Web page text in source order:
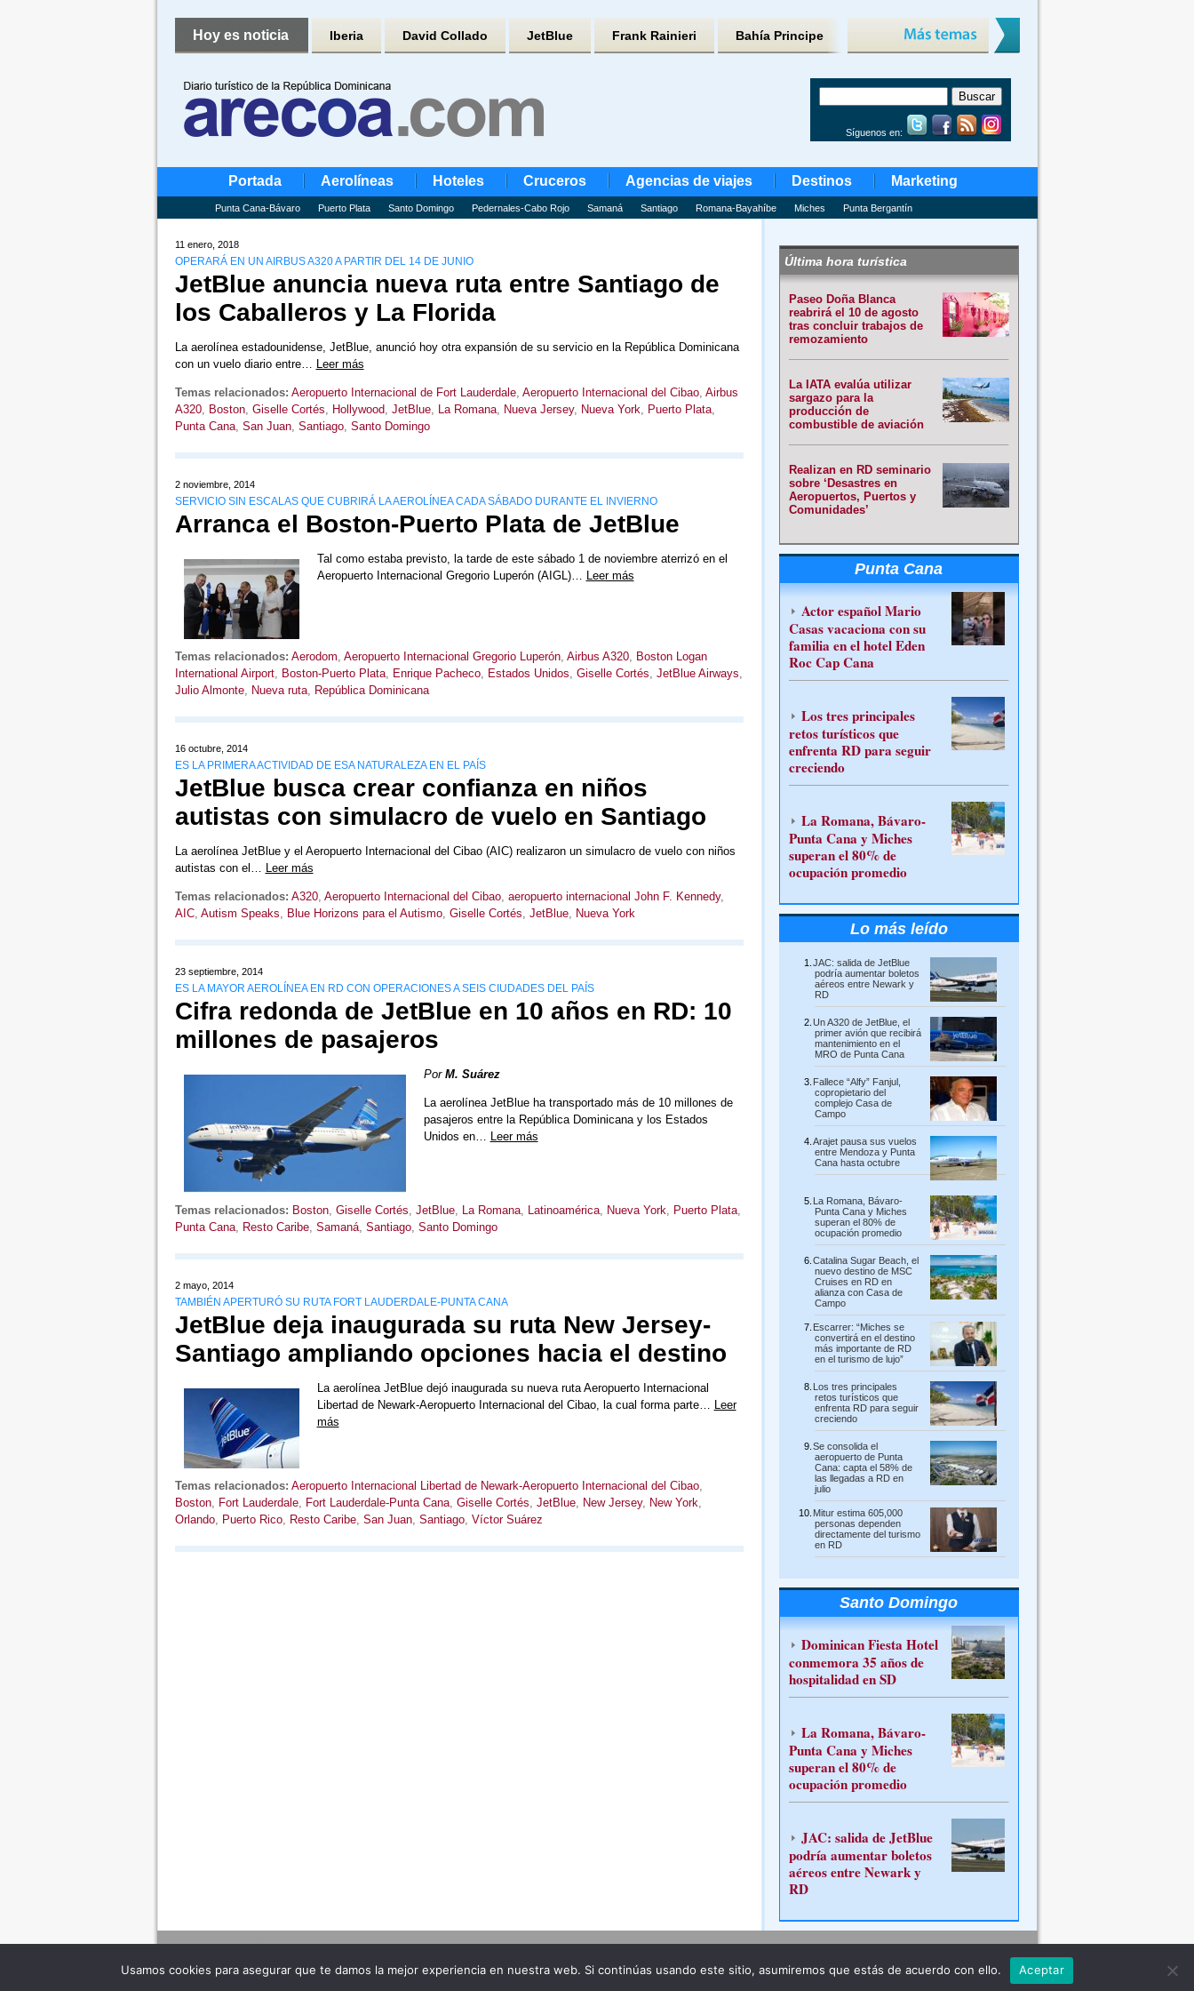
Hoy es noticia Iberia David Collado JetBlue Frank Rainieri Bahía Principe
Síguenos en:
Portada Aerolíneas Hoteles Cruceros Agencias de viajes Destinos Marketing
Punta Cana-Bávaro Puerto Plata Santo Domingo Pedernales-Cabo Rojo Samaná Santiago Romana-Bayahíbe Miches Punta Bergantín
11 enero, 2018
OPERARÁ EN UN AIRBUS A320 A PARTIR DEL 14 DE JUNIO
JetBlue anuncia nueva ruta entre Santiago de
los Caballeros y La Florida
La aerolínea estadounidense, JetBlue, anunció hoy otra expansión de su servicio en la República Dominicana
con un vuelo diario entre… Leer más
Temas relacionados: Aeropuerto Internacional de Fort Lauderdale, Aeropuerto Internacional del Cibao, Airbus
A320, Boston, Giselle Cortés, Hollywood, JetBlue, La Romana, Nueva Jersey, Nueva York, Puerto Plata,
Punta Cana, San Juan, Santiago, Santo Domingo
2 noviembre, 2014
SERVICIO SIN ESCALAS QUE CUBRIRÁ LA AEROLÍNEA CADA SÁBADO DURANTE EL INVIERNO
Arranca el Boston-Puerto Plata de JetBlue
Tal como estaba previsto, la tarde de este sábado 1 de noviembre aterrizó en el
Aeropuerto Internacional Gregorio Luperón (AIGL)… Leer más
Temas relacionados: Aerodom, Aeropuerto Internacional Gregorio Luperón, Airbus A320, Boston Logan
International Airport, Boston-Puerto Plata, Enrique Pacheco, Estados Unidos, Giselle Cortés, JetBlue Airways,
Julio Almonte, Nueva ruta, República Dominicana
16 octubre, 2014
ES LA PRIMERA ACTIVIDAD DE ESA NATURALEZA EN EL PAÍS
JetBlue busca crear confianza en niños
autistas con simulacro de vuelo en Santiago
La aerolínea JetBlue y el Aeropuerto Internacional del Cibao (AIC) realizaron un simulacro de vuelo con niños
autistas con el… Leer más
Temas relacionados: A320, Aeropuerto Internacional del Cibao, aeropuerto internacional John F. Kennedy,
AIC, Autism Speaks, Blue Horizons para el Autismo, Giselle Cortés, JetBlue, Nueva York
23 septiembre, 2014
ES LA MAYOR AEROLÍNEA EN RD CON OPERACIONES A SEIS CIUDADES DEL PAÍS
Cifra redonda de JetBlue en 10 años en RD: 10
millones de pasajeros
Por M. Suárez
La aerolínea JetBlue ha transportado más de 10 millones de
pasajeros entre la República Dominicana y los Estados
Unidos en… Leer más
Temas relacionados: Boston, Giselle Cortés, JetBlue, La Romana, Latinoamérica, Nueva York, Puerto Plata,
Punta Cana, Resto Caribe, Samaná, Santiago, Santo Domingo
2 mayo, 2014
TAMBIÉN APERTURÓ SU RUTA FORT LAUDERDALE-PUNTA CANA
JetBlue deja inaugurada su ruta New Jersey-
Santiago ampliando opciones hacia el destino
La aerolínea JetBlue dejó inaugurada su nueva ruta Aeropuerto Internacional
Libertad de Newark-Aeropuerto Internacional del Cibao, la cual forma parte… Leer
más
Temas relacionados: Aeropuerto Internacional Libertad de Newark-Aeropuerto Internacional del Cibao,
Boston, Fort Lauderdale, Fort Lauderdale-Punta Cana, Giselle Cortés, JetBlue, New Jersey, New York,
Orlando, Puerto Rico, Resto Caribe, San Juan, Santiago, Víctor Suárez
Última hora turística
Paseo Doña Blanca
reabrirá el 10 de agosto
tras concluir trabajos de
remozamiento
La IATA evalúa utilizar
sargazo para la
producción de
combustible de aviación
Realizan en RD seminario
sobre ‘Desastres en
Aeropuertos, Puertos y
Comunidades’
Punta Cana
Actor español Mario
Casas vacaciona con su
familia en el hotel Eden
Roc Cap Cana
Los tres principales
retos turísticos que
enfrenta RD para seguir
creciendo
La Romana, Bávaro-
Punta Cana y Miches
superan el 80% de
ocupación promedio
Lo más leído
JAC: salida de JetBlue
podría aumentar boletos
aéreos entre Newark y
RD
Un A320 de JetBlue, el
primer avión que recibirá
mantenimiento en el
MRO de Punta Cana
Fallece “Alfy” Fanjul,
copropietario del
complejo Casa de
Campo
Arajet pausa sus vuelos
entre Mendoza y Punta
Cana hasta octubre
La Romana, Bávaro-
Punta Cana y Miches
superan el 80% de
ocupación promedio
Catalina Sugar Beach, el
nuevo destino de MSC
Cruises en RD en
alianza con Casa de
Campo
Escarrer: “Miches se
convertirá en el destino
más importante de RD
en el turismo de lujo”
Los tres principales
retos turísticos que
enfrenta RD para seguir
creciendo
Se consolida el
aeropuerto de Punta
Cana: capta el 58% de
las llegadas a RD en
julio
Mitur estima 605,000
personas dependen
directamente del turismo
en RD
Santo Domingo
Dominican Fiesta Hotel
conmemora 35 años de
hospitalidad en SD
La Romana, Bávaro-
Punta Cana y Miches
superan el 80% de
ocupación promedio
JAC: salida de JetBlue
podría aumentar boletos
aéreos entre Newark y
RD
Usamos cookies para asegurar que te damos la mejor experiencia en nuestra web. Si continúas usando este sitio, asumiremos que estás de acuerdo con ello. Aceptar